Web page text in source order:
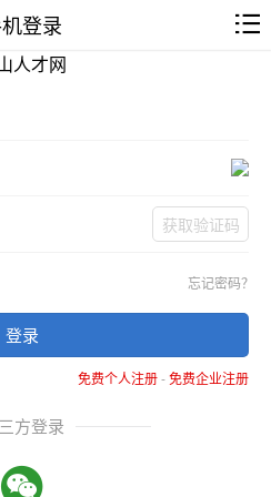
登录
人才网
获取验证码
忘记密码？
登录
免费个人注册-免费企业注册
方登录